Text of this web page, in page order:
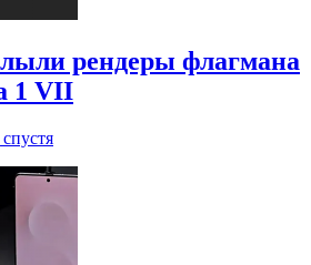
рендеры флагмана
1 VII